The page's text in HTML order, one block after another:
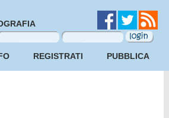
REGISTRATI PUBBLICA